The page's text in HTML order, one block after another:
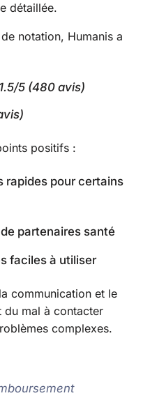
détaillée.
notation, Humanis a
1.5/5 (480 avis)
positifs :
rapides pour certains
partenaires santé
faciles à utiliser
communication et le
du mal à contacter
complexes.